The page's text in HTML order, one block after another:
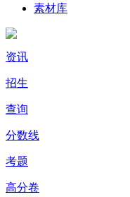
素材库
资讯
招生
查询
分数线
考题
高分卷